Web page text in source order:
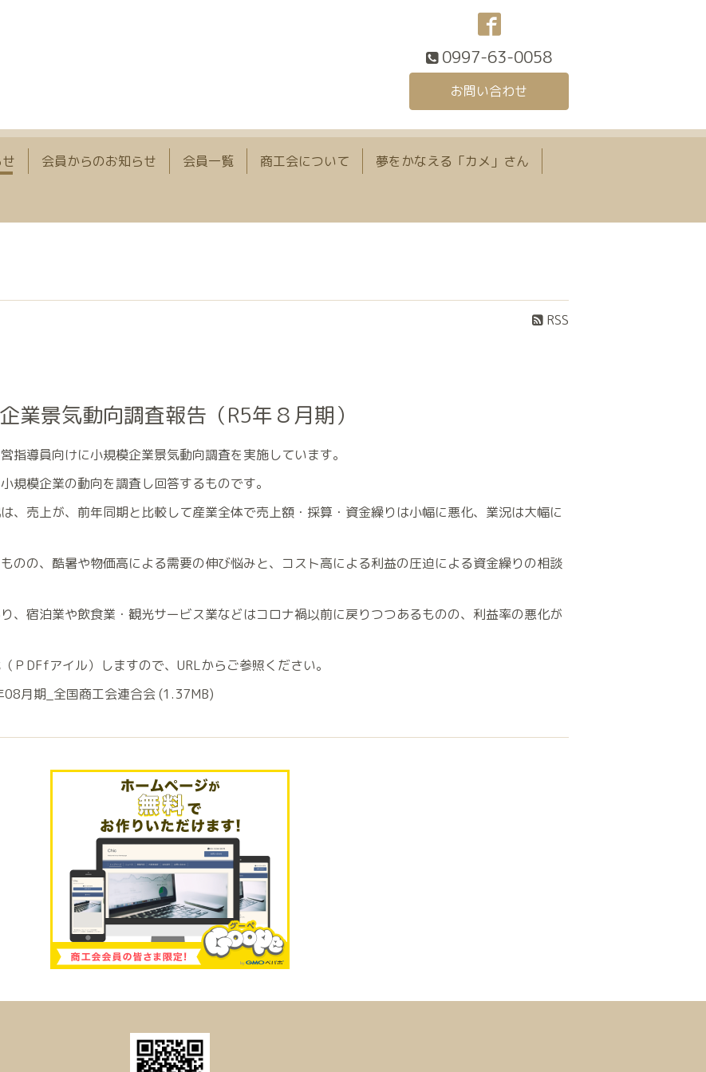
0997-63-0058
お問い合わせ
会員からのお知らせ 会員一覧 商工会について 夢をかなえる「カメ」さん
RSS
業景気動向調査報告（R5年８月期）
指導員向けに小規模企業景気動向調査を実施しています。
規模企業の動向を調査し回答するものです。
、売上が、前年同期と比較して産業全体で売上額・採算・資金繰りは小幅に悪化、業況は大幅に
のの、酷暑や物価高による需要の伸び悩みと、コスト高による利益の圧迫による資金繰りの相談
、宿泊業や飲食業・観光サービス業などはコロナ禍以前に戻りつつあるものの、利益率の悪化が
ＰDFfアイル）しますので、URLからご参照ください。
月期_全国商工会連合会 (1.37MB)